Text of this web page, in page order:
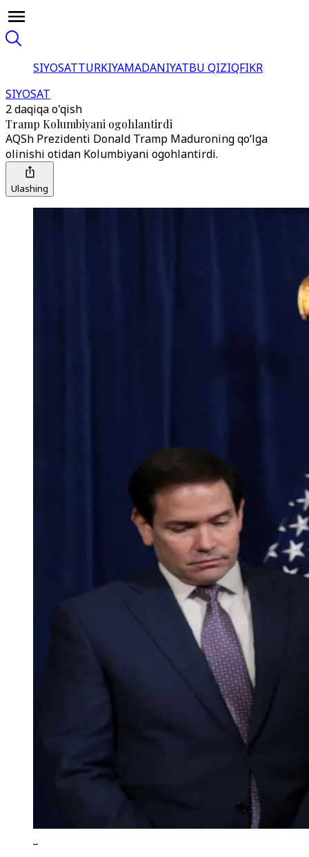
SIYOSATTURKIYAMADANIYATBU QIZIQFIKR
SIYOSAT
2 daqiqa o'qish
Tramp Kolumbiyani ogohlantirdi
AQSh Prezidenti Donald Tramp Maduroning qo‘lga
olinishi otidan Kolumbiyani ogohlantirdi.
Ulashing